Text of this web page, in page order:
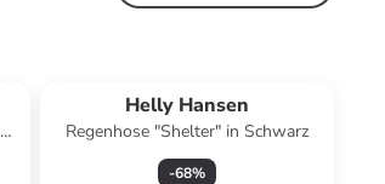
Helly Hansen
Regenhose "Shelter" in Schwarz
-68%